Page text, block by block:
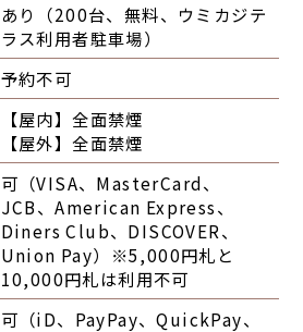
あり（200台、無料、ウミカジテ
ラス利用者駐車場）
予約不可
【屋内】全面禁煙
【屋外】全面禁煙
可（VISA、MasterCard、
JCB、American Express、
Diners Club、DISCOVER、
Union Pay）※5,000円札と
10,000円札は利用不可
可（iD、PayPay、QuickPay、